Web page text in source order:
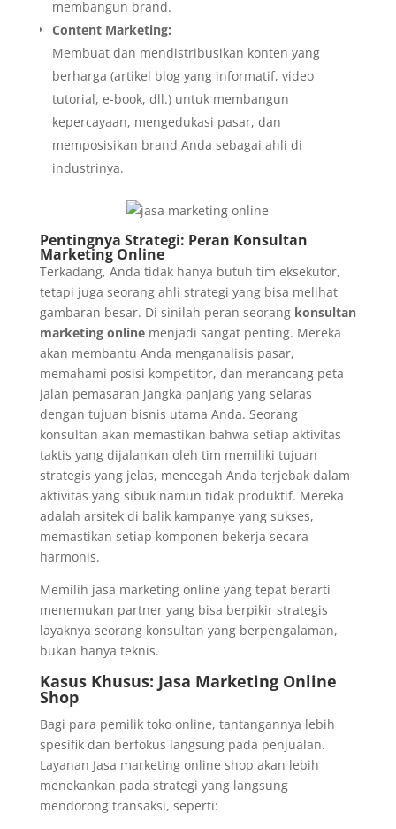
membangun brand.
Content Marketing:
Membuat dan mendistribusikan konten yang
berharga (artikel blog yang informatif, video
tutorial, e-book, dll.) untuk membangun
kepercayaan, mengedukasi pasar, dan
memposisikan brand Anda sebagai ahli di
industrinya.
Pentingnya Strategi: Peran Konsultan
Marketing Online
Terkadang, Anda tidak hanya butuh tim eksekutor,
tetapi juga seorang ahli strategi yang bisa melihat
gambaran besar. Di sinilah peran seorang konsultan
marketing onlinemenjadi sangat penting. Mereka
akan membantu Anda menganalisis pasar,
memahami posisi kompetitor, dan merancang peta
jalan pemasaran jangka panjang yang selaras
dengan tujuan bisnis utama Anda. Seorang
konsultan akan memastikan bahwa setiap aktivitas
taktis yang dijalankan oleh tim memiliki tujuan
strategis yang jelas, mencegah Anda terjebak dalam
aktivitas yang sibuk namun tidak produktif. Mereka
adalah arsitek di balik kampanye yang sukses,
memastikan setiap komponen bekerja secara
harmonis.
Memilih jasa marketing online yang tepat berarti
menemukan partner yang bisa berpikir strategis
layaknya seorang konsultan yang berpengalaman,
bukan hanya teknis.
Kasus Khusus: Jasa Marketing Online
Shop
Bagi para pemilik toko online, tantangannya lebih
spesifik dan berfokus langsung pada penjualan.
Layanan Jasa marketing online shop akan lebih
menekankan pada strategi yang langsung
mendorong transaksi, seperti: